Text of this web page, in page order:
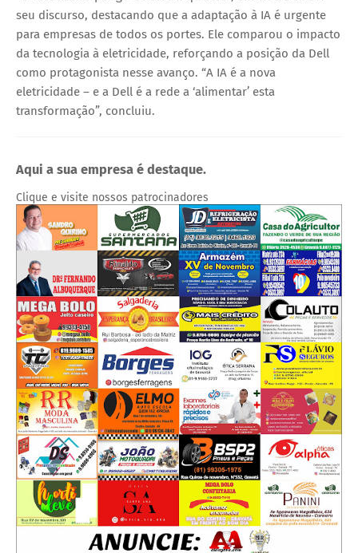
seu discurso, destacando que a adaptação à IA é urgente
para empresas de todos os portes. Ele comparou o impacto
da tecnologia à eletricidade, reforçando a posição da Dell
como protagonista nesse avanço. “A IA é a nova
eletricidade – e a Dell é a rede a ‘alimentar’ esta
transformação”, concluiu.
Aqui a sua empresa é destaque.
Clique e visite nossos patrocinadores